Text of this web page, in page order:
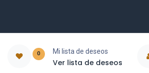
0 Mi lista de deseos
Ver lista de deseos